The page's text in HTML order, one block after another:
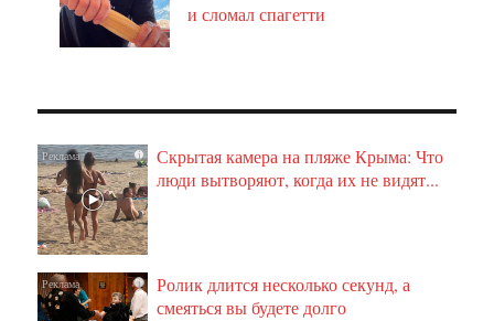
и сломал спагетти
i
Скрытая камера на пляже Крыма: Что
люди вытворяют, когда их не видят...
i
Ролик длится несколько секунд, а
смеяться вы будете долго